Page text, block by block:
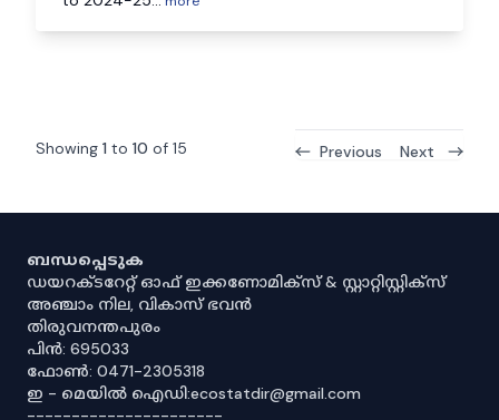
Showing 1 to 10 of 15 Previous Next
ബന്ധപ്പെടുക
ഡയറക്ടറേറ്റ് ഓഫ് ഇക്കണോമിക്സ് & സ്റ്റാറ്റിസ്റ്റിക്സ്
അഞ്ചാം നില, വികാസ് ഭവൻ
തിരുവനന്തപുരം
പിൻ: 695033
ഫോൺ: 0471-2305318
ഇ - മെയിൽ ഐഡി:ecostatdir@gmail.com
----------------------